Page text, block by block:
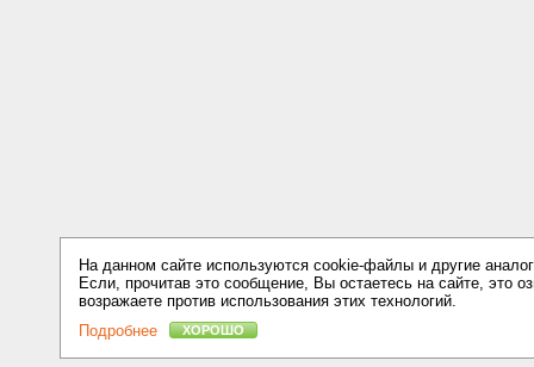
На данном сайте используются cookie-файлы и другие
Если, прочитав это сообщение, Вы остаетесь на сайте, это
возражаете против использования этих технологий.
Подробнее
ХОРОШО